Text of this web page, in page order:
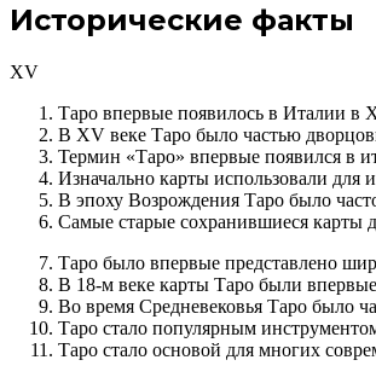
Исторические факты
XV
Таро впервые появилось в Италии в
В XV веке Таро было частью
Термин «Таро» впервые появился в
Изначально карты использовали для
В эпоху Возрождения Таро было
Самые старые сохранившиеся карты
Таро было впервые представлено
В 18-м веке карты Таро были
Во время Средневековья Таро было
Таро стало популярным
Таро стало основой для многих